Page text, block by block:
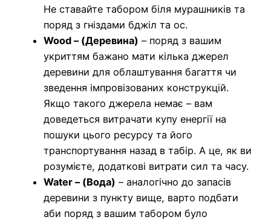
Не ставайте табором біля мурашників та
поряд з гніздами бджіл та ос.
Wood – (Деревина) – поряд з вашим
укриттям бажано мати кілька джерел
деревини для облаштування багаття чи
зведення імпровізованих конструкцій.
Якщо такого джерела немає – вам
доведеться витрачати купу енергії на
пошуки цього ресурсу та його
транспортування назад в табір. А це, як ви
розумієте, додаткові витрати сил та часу.
Water – (Вода) – аналогічно до запасів
деревини з пункту вище, варто подбати
аби поряд з вашим табором було